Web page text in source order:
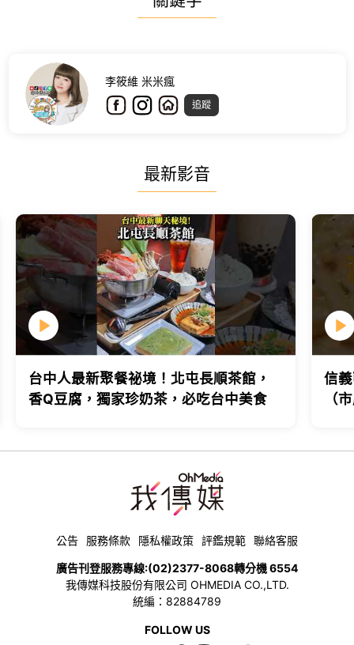
李筱維 米米瘋
追蹤
最新影音
台中人最新聚餐祕境！北屯長順茶館，
香Q豆腐，獨家珍奶茶，必吃台中美食
信
（
公告 服務條款 隱私權政策 評鑑規範 聯絡客服
廣告刊登服務專線:(02)2377-8068轉分機 6554
我傳媒科技股份有限公司 OHMEDIA CO.,LTD.
統編：82884789
FOLLOW US